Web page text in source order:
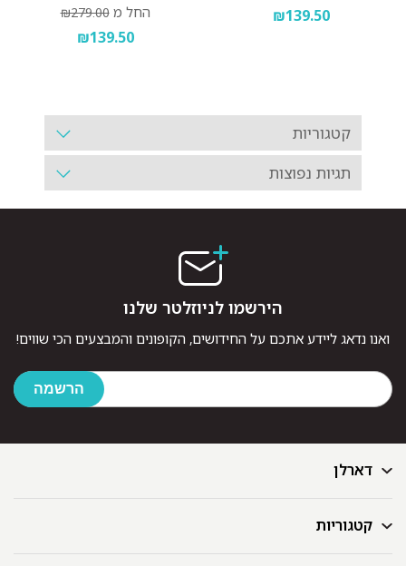
₪139.50 החל מ ₪279.00
₪139.50
קטגוריות
תגיות נפוצות
דארלן
דף הבית
קטגוריות
הירשמו לניוזלטר שלנו
ואנו נדאג ליידע אתכם על החידושים, הקופונים והמבצעים הכי שווים!